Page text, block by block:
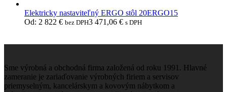
Elektricky nastaviteľný ERGO stôl 20ERGO15
Od: 2 822 € bez DPH3 471,06 € s DPH
Sme výrobná a obchodná firma založená od roku 1991. Hlavné
zameranie je zariaďovanie výrobných firiem a servisov